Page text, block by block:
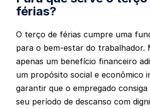
férias?
O terço de férias cumpre uma
para o bem-estar do trabalhador.
apenas um benefício financeiro
um propósito social e econômico
garantir que o empregado
seu período de descanso com